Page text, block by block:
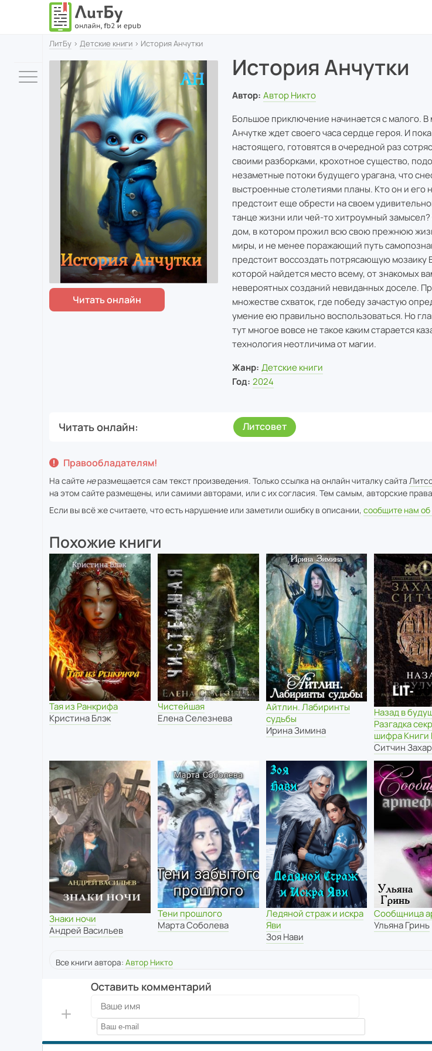
ЛитБу › Детские книги › История Анчутки
История Анчутки
Автор: Автор Никто
Большое приключение начинается с малого.
Анчутке ждет своего часа сердце героя. И
настоящего, готовятся в очередной раз
своими разборками, крохотное существо,
незаметные потоки будущего урагана, что
выстроенные столетиями планы. Кто он и его
предстоит еще обрести на своем
танце жизни или чей-то хитроумный
дом, в котором прожил всю свою прежнюю
миры, и не менее поражающий путь
предстоит воссоздать потрясающую мозаику
которой найдется место всему, от знакомых
невероятных созданий невиданных доселе.
множестве схваток, где победу зачастую
умение ею правильно воспользоваться. Но
тут многое вовсе не такое каким старается
технология неотличима от магии.
Жанр: Детские книги
Год: 2024
Читать онлайн Литсовет
Правообладателям!
На сайте неразмещается сам текст произведения. Только ссылка на онлайн читалку сайта
на этом сайте размещены, или самими авторами, или с их согласия. Тем самым, авторские права
Если вы всё же считаете, что есть нарушение или заметили ошибку в описании, сообщите нам об
Похожие книги
Тая из Ранкрифа
Кристина Блэк
Чистейшая
Елена Селезнева
Айтлин. Лабиринты
судьбы
Ирина Зимина
Назад в
Разгадка
шифра Книги
Ситчин
Знаки ночи
Андрей Васильев
Тени прошлого
Марта Соболева
Ледяной страж и искра
Яви
Зоя Нави
Сообщница
Ульяна Гринь
Все книги автора: Автор Никто
Оставить комментарий